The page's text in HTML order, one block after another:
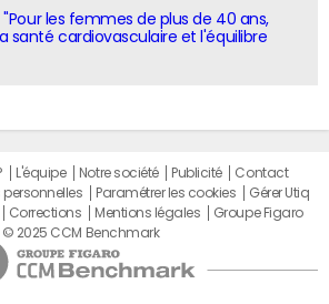
"Pour les femmes de plus de 40 ans,
santé cardiovasculaire et l'équilibre
L'équipe Notre société Publicité
Contact
personnelles Paramétrer les cookies
Gérer Utiq
Corrections Mentions légales
Groupe Figaro
© 2025 CCM Benchmark